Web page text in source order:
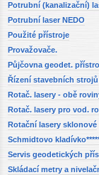
Potrubní (kanalizační)
Potrubní laser NEDO
Použité přístroje
Provažovače.
Půjčovna geodet.
Řízení stavebních strojů
Rotač. lasery - obě
Rotač. lasery pro vod.
Rotační lasery sklonové
Schmidtovo
Servis geodetických
Skládací metry a